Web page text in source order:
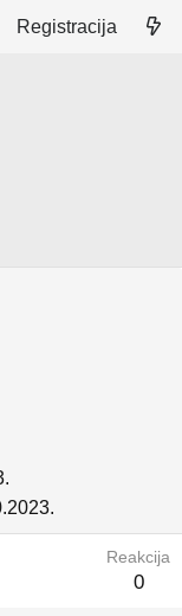
Registracija
Reakcija
0